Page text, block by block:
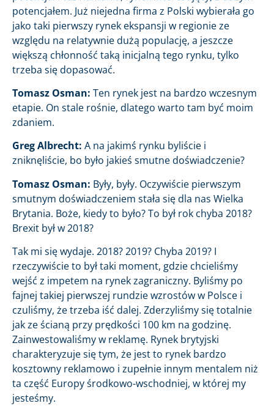
potencjałem. Już niejedna firma z Polski wybierała go
jako taki pierwszy rynek ekspansji w regionie ze
względu na relatywnie dużą populację, a jeszcze
większą chłonność taką inicjalną tego rynku, tylko
trzeba się dopasować.
Tomasz Osman: Ten rynek jest na bardzo wczesnym
etapie. On stale rośnie, dlatego warto tam być moim
zdaniem.
Greg Albrecht: A na jakimś rynku byliście i
zniknęliście, bo było jakieś smutne doświadczenie?
Tomasz Osman: Były, były. Oczywiście pierwszym
smutnym doświadczeniem stała się dla nas Wielka
Brytania. Boże, kiedy to było? To był rok chyba 2018?
Brexit był w 2018?
Tak mi się wydaje. 2018? 2019? Chyba 2019? I
rzeczywiście to był taki moment, gdzie chcieliśmy
wejść z impetem na rynek zagraniczny. Byliśmy po
fajnej takiej pierwszej rundzie wzrostów w Polsce i
czuliśmy, że trzeba iść dalej. Zderzyliśmy się totalnie
jak ze ścianą przy prędkości 100 km na godzinę.
Zainwestowaliśmy w reklamę. Rynek brytyjski
charakteryzuje się tym, że jest to rynek bardzo
kosztowny reklamowo i zupełnie innym mentalem niż
ta część Europy środkowo-wschodniej, w której my
jesteśmy.